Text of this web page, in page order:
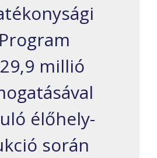
millió
élőhely-
során